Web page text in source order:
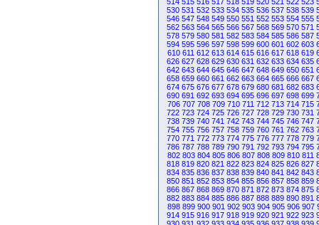
530 531 532 533 534 535 536 537 538 539
546 547 548 549 550 551 552 553 554 555
562 563 564 565 566 567 568 569 570 571
578 579 580 581 582 583 584 585 586 587
594 595 596 597 598 599 600 601 602 603
610 611 612 613 614 615 616 617 618 619
626 627 628 629 630 631 632 633 634 635
642 643 644 645 646 647 648 649 650 651
658 659 660 661 662 663 664 665 666 667
674 675 676 677 678 679 680 681 682 683
690 691 692 693 694 695 696 697 698 699
706 707 708 709 710 711 712 713 714 715
722 723 724 725 726 727 728 729 730 731
738 739 740 741 742 743 744 745 746 747
754 755 756 757 758 759 760 761 762 763
770 771 772 773 774 775 776 777 778 779
786 787 788 789 790 791 792 793 794 795
802 803 804 805 806 807 808 809 810 811
818 819 820 821 822 823 824 825 826 827
834 835 836 837 838 839 840 841 842 843
850 851 852 853 854 855 856 857 858 859
866 867 868 869 870 871 872 873 874 875
882 883 884 885 886 887 888 889 890 891
898 899 900 901 902 903 904 905 906 907
914 915 916 917 918 919 920 921 922 923